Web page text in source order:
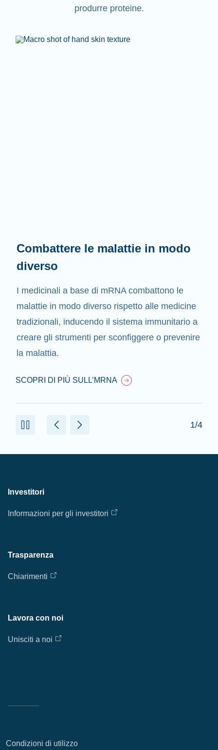
produrre proteine.
Combattere le malattie in modo
diverso
I medicinali a base di mRNA combattono le
malattie in modo diverso rispetto alle medicine
tradizionali, inducendo il sistema immunitario a
creare gli strumenti per sconfiggere o prevenire
la malattia.
SCOPRI DI PIÙ SULL’MRNA
1/4
Investitori
Informazioni per gli investitori
Trasparenza
Chiarimenti
Lavora con noi
Unisciti a noi
Condizioni di utilizzo